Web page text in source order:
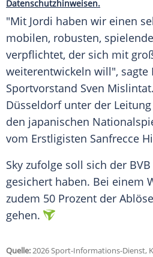
Datenschutzhinweisen.
"Mit Jordi haben wir einen
mobilen, robusten,
verpflichtet, der sich mit
weiterentwickeln will", sagte
Sportvorstand Sven
Düsseldorf unter der
den japanischen
vom Erstligisten Sanfrecce
Sky zufolge soll sich der
gesichert haben. Bei einem
zudem 50 Prozent der
gehen.
Quelle:2026 Sport-Informations-Dienst,